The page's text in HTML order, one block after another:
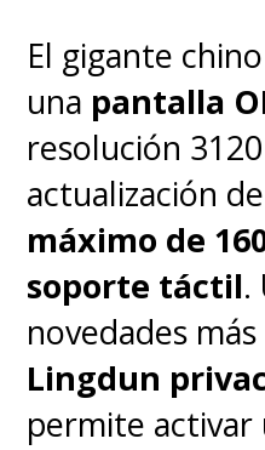
El gigante
una pantalla
resolución
actualización
máximo de
soporte táctil.
novedades
Lingdun
permite activar